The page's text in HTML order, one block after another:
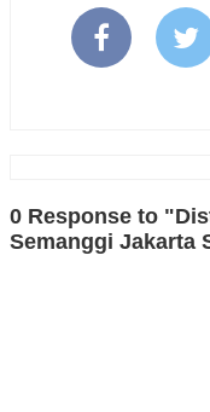
0 Response to
Semanggi Jakarta